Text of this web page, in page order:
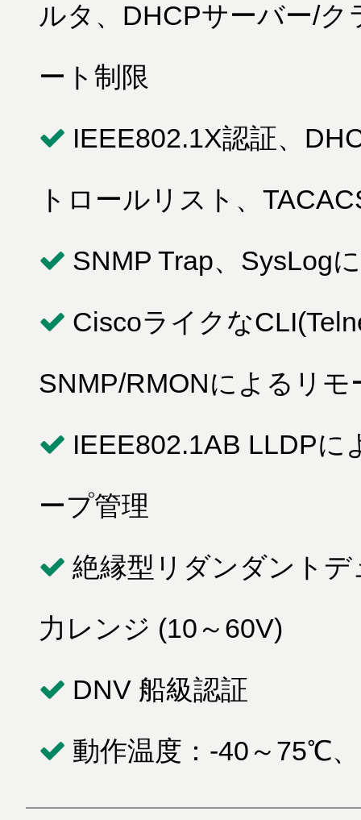
ルタ、DHCPサーバー/
ート制限
IEEE802.1X認証、
トロールリスト、
SNMP Trap、SysLog
Ciscoライクな
SNMP/RMONによるリモ
IEEE802.1AB LLDP
ープ管理
絶縁型リダンダント
力レンジ (10～60V)
DNV 船級認証
動作温度：-40～75℃